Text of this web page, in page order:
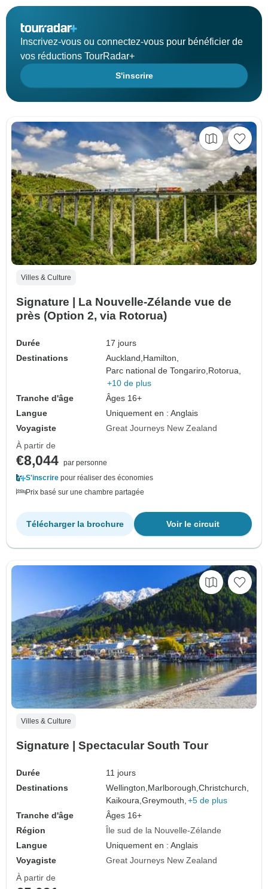
Inscrivez-vous ou connectez-vous pour bénéficier de
vos réductions TourRadar+
S'inscrire
Villes & Culture
Signature | La Nouvelle-Zélande vue de
près (Option 2, via Rotorua)
Durée
17 jours
Destinations
Auckland,Hamilton,
Parc national de Tongariro,Rotorua,
+10 de plus
Tranche d'âge
Âges 16+
Langue
Uniquement en : Anglais
Voyagiste
Great Journeys New Zealand
À partir de
€8,044 par personne
S'inscrire pour réaliser des économies
Prix basé sur une chambre partagée
Voir le circuit
Télécharger la brochure
Villes & Culture
Signature | Spectacular South Tour
Durée
11 jours
Destinations
Wellington,Marlborough,Christchurch,
Kaikoura,Greymouth, +5 de plus
Tranche d'âge
Âges 16+
Région
Île sud de la Nouvelle-Zélande
Langue
Uniquement en : Anglais
Voyagiste
Great Journeys New Zealand
À partir de